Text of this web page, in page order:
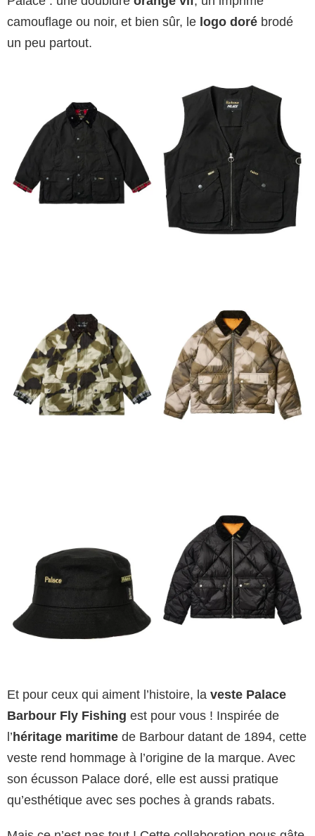
camouflage ou noir, et bien sûr, le logo doré brodé
un peu partout.
Et pour ceux qui aiment l’histoire, la veste Palace
Barbour Fly Fishing est pour vous ! Inspirée de
l’héritage maritime de Barbour datant de 1894, cette
veste rend hommage à l’origine de la marque. Avec
son écusson Palace doré, elle est aussi pratique
qu’esthétique avec ses poches à grands rabats.